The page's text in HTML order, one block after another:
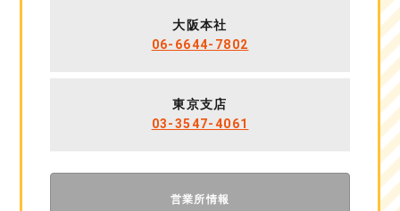
大阪本社
06-6644-7802
東京支店
03-3547-4061
営業所情報